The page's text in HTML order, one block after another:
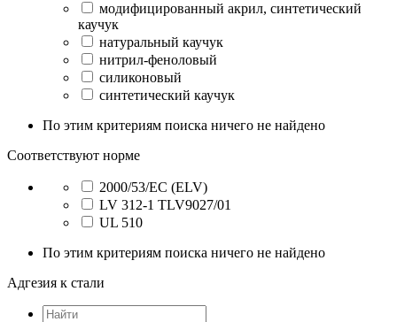
модифицированный акрил, синтетический
каучук
натуральный каучук
нитрил-феноловый
силиконовый
синтетический каучук
По этим критериям поиска ничего не найдено
Соответствуют норме
2000/53/EC (ELV)
LV 312-1 TLV9027/01
UL 510
По этим критериям поиска ничего не найдено
Адгезия к стали